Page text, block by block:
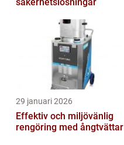
29 januari 2026
Effektiv och miljövänlig
rengöring med ångtvättar